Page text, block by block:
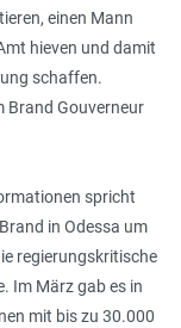
einen Mann
hieven und damit
schaffen.
Brand Gouverneur
spricht
in Odessa um
regierungskritische
Im März gab es in
mit bis zu 30.000